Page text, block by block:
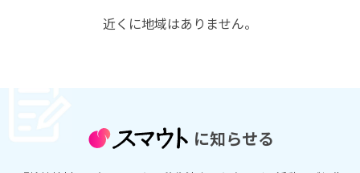
近くに地域はありません。
に知らせる